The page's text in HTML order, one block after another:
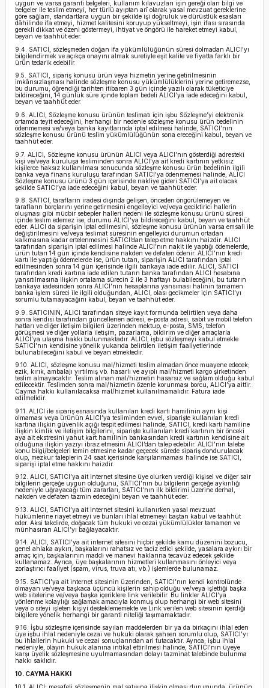
uygun ve varsa garanti belgeleri, kullanım kılavuzları işin gereği olan bilgi ve
belgeler ile teslim etmeyi, her türlü ayıptan arî olarak yasal mevzuat gereklerine
göre sağlam, standartlara uygun bir şekilde işi doğruluk ve dürüstlük esasları
dâhilinde ifa etmeyi, hizmet kalitesini koruyup yükseltmeyi, işin ifası sırasında
gerekli dikkat ve özeni göstermeyi, ihtiyat ve öngörü ile hareket etmeyi kabul,
beyan ve taahhüt eder.
9.4. SATICI, sözleşmeden doğan ifa yükümlülüğünün süresi dolmadan ALICI’yı
bilgilendirmek ve açıkça onayını almak suretiyle eşit kalite ve fiyatta farklı bir
ürün tedarik edebilir.
9.5. SATICI, sipariş konusu ürün veya hizmetin yerine getirilmesinin
imkânsızlaşması halinde sözleşme konusu yükümlülüklerini yerine getiremezse,
bu durumu, öğrendiği tarihten itibaren 3 gün içinde yazılı olarak tüketiciye
bildireceğini, 14 günlük süre içinde toplam bedeli ALICI’ya iade edeceğini kabul,
beyan ve taahhüt eder.
9.6. ALICI, Sözleşme konusu ürünün teslimatı için işbu Sözleşme’yi elektronik
ortamda teyit edeceğini, herhangi bir nedenle sözleşme konusu ürün bedelinin
ödenmemesi ve/veya banka kayıtlarında iptal edilmesi halinde, SATICI’nın
sözleşme konusu ürünü teslim yükümlülüğünün sona ereceğini kabul, beyan ve
taahhüt eder.
9.7. ALICI, Sözleşme konusu ürünün ALICI veya ALICI’nın gösterdiği adresteki
kişi ve/veya kuruluşa tesliminden sonra ALICI'ya ait kredi kartının yetkisiz
kişilerce haksız kullanılması sonucunda sözleşme konusu ürün bedelinin ilgili
banka veya finans kuruluşu tarafından SATICI'ya ödenmemesi halinde, ALICI
Sözleşme konusu ürünü 3 gün içerisinde nakliye gideri SATICI’ya ait olacak
şekilde SATICI’ya iade edeceğini kabul, beyan ve taahhüt eder.
9.8. SATICI, tarafların iradesi dışında gelişen, önceden öngörülemeyen ve
tarafların borçlarını yerine getirmesini engelleyici ve/veya geciktirici hallerin
oluşması gibi mücbir sebepler halleri nedeni ile sözleşme konusu ürünü süresi
içinde teslim edemez ise, durumu ALICI'ya bildireceğini kabul, beyan ve taahhüt
eder. ALICI da siparişin iptal edilmesini, sözleşme konusu ürünün varsa emsali ile
değiştirilmesini ve/veya teslimat süresinin engelleyici durumun ortadan
kalkmasına kadar ertelenmesini SATICI’dan talep etme hakkını haizdir. ALICI
tarafından siparişin iptal edilmesi halinde ALICI’nın nakit ile yaptığı ödemelerde,
ürün tutarı 14 gün içinde kendisine nakden ve defaten ödenir. ALICI’nın kredi
kartı ile yaptığı ödemelerde ise, ürün tutarı, siparişin ALICI tarafından iptal
edilmesinden sonra 14 gün içerisinde ilgili bankaya iade edilir. ALICI, SATICI
tarafından kredi kartına iade edilen tutarın banka tarafından ALICI hesabına
yansıtılmasına ilişkin ortalama sürecin 2 ile 3 haftayı bulabileceğini, bu tutarın
bankaya iadesinden sonra ALICI’nın hesaplarına yansıması halinin tamamen
banka işlem süreci ile ilgili olduğundan, ALICI, olası gecikmeler için SATICI’yı
sorumlu tutamayacağını kabul, beyan ve taahhüt eder.
9.9. SATICININ, ALICI tarafından siteye kayıt formunda belirtilen veya daha
sonra kendisi tarafından güncellenen adresi, e-posta adresi, sabit ve mobil telefon
hatları ve diğer iletişim bilgileri üzerinden mektup, e-posta, SMS, telefon
görüşmesi ve diğer yollarla iletişim, pazarlama, bildirim ve diğer amaçlarla
ALICI’ya ulaşma hakkı bulunmaktadır. ALICI, işbu sözleşmeyi kabul etmekle
SATICI’nın kendisine yönelik yukarıda belirtilen iletişim faaliyetlerinde
bulunabileceğini kabul ve beyan etmektedir.
9.10. ALICI, sözleşme konusu mal/hizmeti teslim almadan önce muayene edecek;
ezik, kırık, ambalajı yırtılmış vb. hasarlı ve ayıplı mal/hizmeti kargo şirketinden
teslim almayacaktır. Teslim alınan mal/hizmetin hasarsız ve sağlam olduğu kabul
edilecektir. Teslimden sonra mal/hizmetin özenle korunması borcu, ALICI’ya aittir.
Cayma hakkı kullanılacaksa mal/hizmet kullanılmamalıdır. Fatura iade
edilmelidir.
9.11. ALICI ile sipariş esnasında kullanılan kredi kartı hamilinin aynı kişi
olmaması veya ürünün ALICI’ya tesliminden evvel, siparişte kullanılan kredi
kartına ilişkin güvenlik açığı tespit edilmesi halinde, SATICI, kredi kartı hamiline
ilişkin kimlik ve iletişim bilgilerini, siparişte kullanılan kredi kartının bir önceki
aya ait ekstresini yahut kart hamilinin bankasından kredi kartının kendisine ait
olduğuna ilişkin yazıyı ibraz etmesini ALICI’dan talep edebilir. ALICI’nın talebe
konu bilgi/belgeleri temin etmesine kadar geçecek sürede sipariş dondurulacak
olup, mezkur taleplerin 24 saat içerisinde karşılanmaması halinde ise SATICI,
siparişi iptal etme hakkını haizdir.
9.12. ALICI, SATICI’ya ait internet sitesine üye olurken verdiği kişisel ve diğer sair
bilgilerin gerçeğe uygun olduğunu, SATICI’nın bu bilgilerin gerçeğe aykırılığı
nedeniyle uğrayacağı tüm zararları, SATICI’nın ilk bildirimi üzerine derhal,
nakden ve defaten tazmin edeceğini beyan ve taahhüt eder.
9.13. ALICI, SATICI’ya ait internet sitesini kullanırken yasal mevzuat
hükümlerine riayet etmeyi ve bunları ihlal etmemeyi baştan kabul ve taahhüt
eder. Aksi takdirde, doğacak tüm hukuki ve cezai yükümlülükler tamamen ve
münhasıran ALICI’yı bağlayacaktır.
9.14. ALICI, SATICI’ya ait internet sitesini hiçbir şekilde kamu düzenini bozucu,
genel ahlaka aykırı, başkalarını rahatsız ve taciz edici şekilde, yasalara aykırı bir
amaç için, başkalarının maddi ve manevi haklarına tecavüz edecek şekilde
kullanamaz. Ayrıca, üye başkalarının hizmetleri kullanmasını önleyici veya
zorlaştırıcı faaliyet (spam, virus, truva atı, vb.) işlemlerde bulunamaz.
9.15. SATICI’ya ait internet sitesinin üzerinden, SATICI’nın kendi kontrolünde
olmayan ve/veya başkaca üçüncü kişilerin sahip olduğu ve/veya işlettiği başka
web sitelerine ve/veya başka içeriklere link verilebilir. Bu linkler ALICI’ya
yönlenme kolaylığı sağlamak amacıyla konmuş olup herhangi bir web sitesini
veya o siteyi işleten kişiyi desteklememekte ve Link verilen web sitesinin içerdiği
bilgilere yönelik herhangi bir garanti niteliği taşımamaktadır.
9.16. İşbu sözleşme içerisinde sayılan maddelerden bir ya da birkaçını ihlal eden
üye işbu ihlal nedeniyle cezai ve hukuki olarak şahsen sorumlu olup, SATICI’yı
bu ihlallerin hukuki ve cezai sonuçlarından ari tutacaktır. Ayrıca; işbu ihlal
nedeniyle, olayın hukuk alanına intikal ettirilmesi halinde, SATICI’nın üyeye
karşı üyelik sözleşmesine uyulmamasından dolayı tazminat talebinde bulunma
hakkı saklıdır.
10. CAYMA HAKKI
10.1. ALICI; mesafeli sözleşmenin mal satışına ilişkin olması durumunda, ürünün